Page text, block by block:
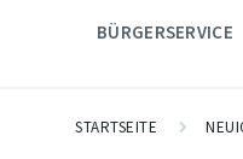
BÜRGERSERVICE
STARTSEITE